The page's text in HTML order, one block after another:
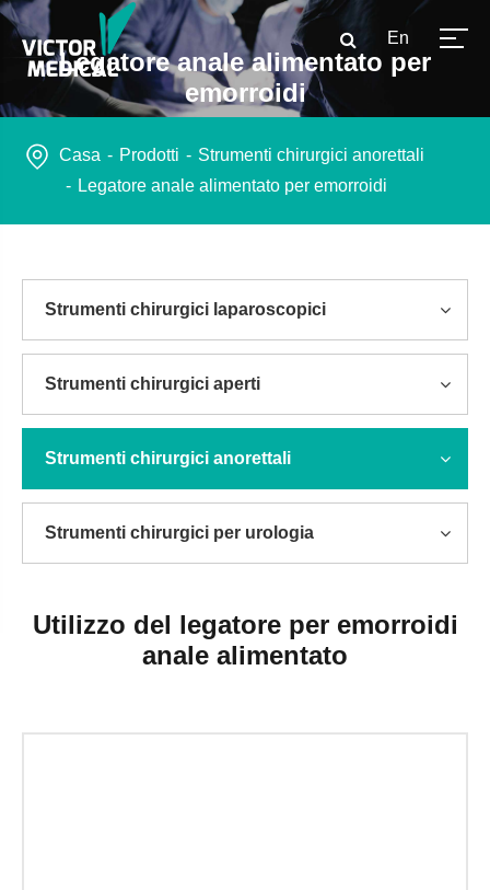
En
Legatore anale alimentato per
emorroidi
Casa Prodotti
Strumenti chirurgici anorettali
Legatore anale alimentato per emorroidi
Strumenti chirurgici laparoscopici
Strumenti chirurgici aperti
Strumenti chirurgici anorettali
Strumenti chirurgici per urologia
Utilizzo del legatore per emorroidi
anale alimentato